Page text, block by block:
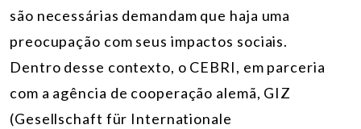
são necessárias demandam que haja uma
preocupação com seus impactos sociais.
Dentro desse contexto, o CEBRI, em parceria
com a agência de cooperação alemã, GIZ
(Gesellschaft für Internationale